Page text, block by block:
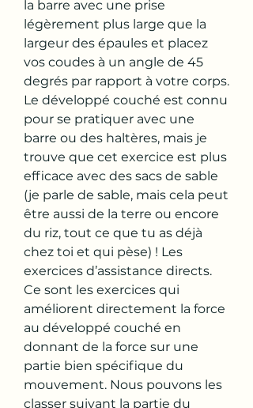
la barre avec une prise
légèrement plus large que la
largeur des épaules et placez
vos coudes à un angle de 45
degrés par rapport à votre corps.
Le développé couché est connu
pour se pratiquer avec une
barre ou des haltères, mais je
trouve que cet exercice est plus
efficace avec des sacs de sable
(je parle de sable, mais cela peut
être aussi de la terre ou encore
du riz, tout ce que tu as déjà
chez toi et qui pèse) ! Les
exercices d’assistance directs.
Ce sont les exercices qui
améliorent directement la force
au développé couché en
donnant de la force sur une
partie bien spécifique du
mouvement. Nous pouvons les
classer suivant la partie du